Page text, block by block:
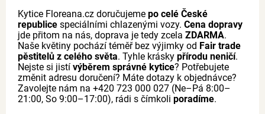
Kytice Floreana.cz doručujeme po celé České
republice speciálními chlazenými vozy. Cena dopravy
jde přitom na nás, doprava je tedy zcela ZDARMA.
Naše květiny pochází téměř bez výjimky od Fair trade
pěstitelů z celého světa. Tyhle krásky přírodu neničí.
Nejste si jistí výběrem správné kytice? Potřebujete
změnit adresu doručení? Máte dotazy k objednávce?
Zavolejte nám na +420 723 000 027 (Ne–Pá 8:00–
21:00, So 9:00–17:00), rádi s čímkoli poradíme.